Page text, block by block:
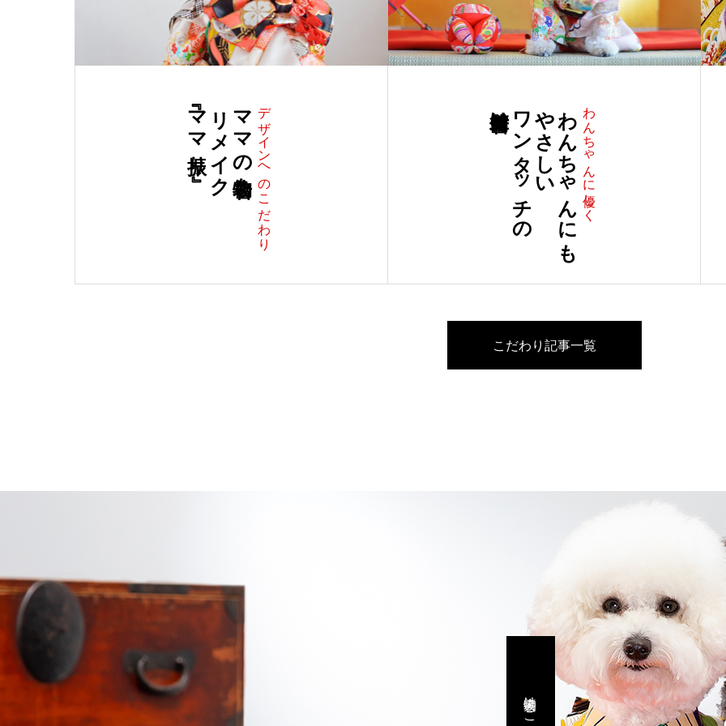
デザインへのこだわり
ママの着物を
リメイク
『ママ振り』 わんちゃんに優しく
わんちゃんにも
やさしい
ワンタッチの
簡単着付け
こだわり記事一覧